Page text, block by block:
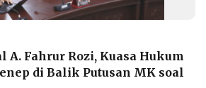
A. Fahrur Rozi, Kuasa Hukum
di Balik Putusan MK soal